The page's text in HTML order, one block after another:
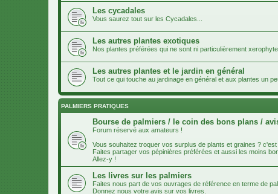
Les cycadales
Vous saurez tout sur les Cycadales...
Les autres plantes exotiques
Nos plantes préférées qui ne sont ni particulièrement
Les autres plantes et le jardin en général
Tout ce qui touche au jardinage en général et aux plantes un
PALMIERS PRATIQUES
Bourse de palmiers / le coin des bons plans /
Forum réservé aux amateurs !
Vous souhaitez troquer vos surplus de plants et graines ? c'est
Faites partager vos pépinières préférées et aussi les moins
Allez-y !
Les livres sur les palmiers
Faites nous part de vos ouvrages de référence en terme de
Donnez nous votre avis sur vos livres.